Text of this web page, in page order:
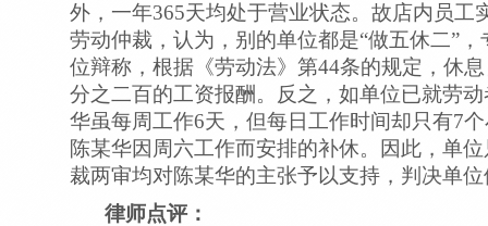
外，一年365天均处于营业状态。故店内员工
劳动仲裁，认为，别的单位都是“做五休二”
位辩称，根据《劳动法》第44条的规定，休
分之二百的工资报酬。反之，如单位已就劳
华虽每周工作6天，但每日工作时间却只有7
陈某华因周六工作而安排的补休。因此，单
裁两审均对陈某华的主张予以支持，判决单
律师点评：